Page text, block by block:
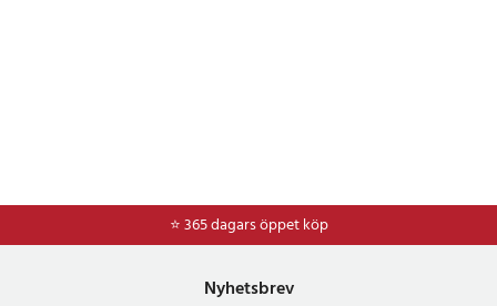
⭐ 365 dagars öppet köp
⭐Frakt 49kr *
Nyhetsbrev